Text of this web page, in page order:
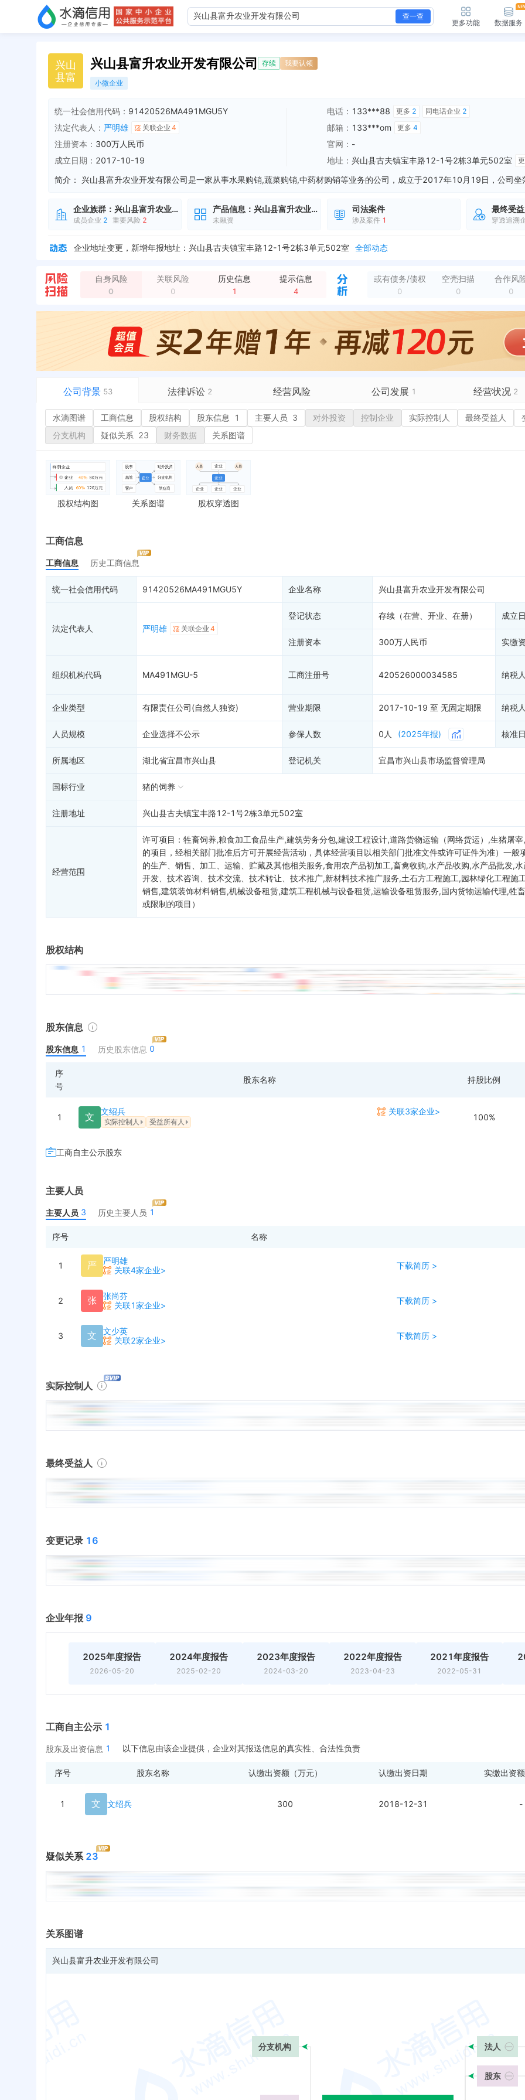
查一查
更多功能 数据服务
兴山
县富
兴山县富升农业开发有限公司 存续 我要认领
小微企业
统一社会信用代码： 91420526MA491MGU5Y
法定代表人： 严明雄 关联企业 4
注册资本： 300万人民币
成立日期： 2017-10-19
电话： 133***88 更多 2 同电话企业 2
邮箱： 133***om 更多 4
官网： -
地址： 兴山县古夫镇宝丰路12-1号2栋3单元502室
简介：
企业族群： 兴山县富升农业开发有限公司
成员企业 2 重要风险 2
产品信息： 兴山县富升农业开发
未融资
司法案件
涉及案件 1
最终受
穿透追溯
全部动态
法定代表人变更，从 "文绍兵" 变更为 "严明雄" 全部动态
企业地址变更，新增年报地址：兴山县古夫镇宝丰路12-1号2栋3单元
全部动态
企业地址变更，新增年报地址：湖北省宜昌市兴山县古夫镇宝丰路12-1号2栋3单元502室
新增行政许可，许可名称：增值税专用发票(增值税税控系统)最高开票限额审批 许可机关：兴山县国税局 许可内容：根据《中华人民共和国行政许可法》第三十八条第一...
全部动态
经营范围变更，变更前：许可项目：粮食加工食品生产；建筑劳务分包；建设工程设计；道路货物运输（网络货运）（依法须经批准的项目，经相关部门批准后方可开展经营活...
全部动态
自身风险
0
关联风险
0
历史信息
1
提示信息
4
或有债务/债权
0
空壳扫描
0
合作风
0
公司背景 53 法律诉讼 2 经营风险 公司发展 1 经营状况 2
水滴图谱
工商信息
股东信息
主要人员 3
对外投资
控制企业
最终受益人
企业年报
工商自主公示 1
财务数据
司法案件
立案信息 1
法院公告
裁判文书
送达公告
被执行人
终本案件
询价评估
司法协助
或有债务债权
注销备案
融资历史
招投标
信用评价
进出口信用
债券信息
地块公示
客户
水滴图谱 工商信息 股权结构 股东信息 1 主要人员 3 对外投资 控制企业 实际控制人 最终受益人
分支机构
疑似关系 23 财务数据 关系图谱
股权结构图 关系图谱 股权穿透图
工商信息
工商信息 历史工商信息
统一社会信用代码 91420526MA491MGU5Y 企业名称 兴山县富升农业开发有限公司
法定代表人 严明雄 关联企业 4
登记状态 存续（在营、开业、在册） 成立
注册资本 300万人民币 实缴
组织机构代码 MA491MGU-5 工商注册号 420526000034585 纳税
企业类型 有限责任公司(自然人独资) 营业期限 2017-10-19 至 无固定期限 纳税
人员规模 企业选择不公示 参保人数 0人 (2025年报) 核准
所属地区 湖北省宜昌市兴山县 登记机关 宜昌市兴山县市场监督管理局
国标行业 猪的饲养
注册地址 兴山县古夫镇宝丰路12-1号2栋3单元502室
经营范围
许可项目：牲畜饲养,粮食加工食品生产,建筑劳务分包,建设工程设计,道路货物运输（网络货运）,生猪屠
的项目，经相关部门批准后方可开展经营活动，具体经营项目以相关部门批准文件或许可证件为准）一
的生产、销售、加工、运输、贮藏及其他相关服务,食用农产品初加工,畜禽收购,水产品收购,水产品批发,
开发、技术咨询、技术交流、技术转让、技术推广,新材料技术推广服务,土石方工程施工,园林绿化工程
销售,建筑装饰材料销售,机械设备租赁,建筑工程机械与设备租赁,运输设备租赁服务,国内货物运输代理,牲
或限制的项目）
股权结构
股东信息
股东信息 1 历史股东信息 0
序
号
股东名称 持股比例
1 文
文绍兵 关联3家企业>
实际控制人 受益所有人 100%
工商自主公示股东
主要人员
主要人员 3 历史主要人员 1
序号 名称
1 严
严明雄
关联4家企业>
下载简历 >
2 张
张尚芬
关联1家企业>
下载简历 >
3 文
文少英
关联2家企业>
下载简历 >
实际控制人
最终受益人
变更记录 16
企业年报 9
2025年度报告
2026-05-20
2024年度报告
2025-02-20
2023年度报告
2024-03-20
2022年度报告
2023-04-23
2021年度报告
2022-05-31
工商自主公示 1
股东及出资信息 1 以下信息由该企业提供，企业对其报送信息的真实性、合法性负责
序号 股东名称 认缴出资额（万元） 认缴出资日期 实缴出资
1 文 文绍兵 300 2018-12-31 -
疑似关系 23
关系图谱
兴山县富升农业开发有限公司
分支机构 法人
股东